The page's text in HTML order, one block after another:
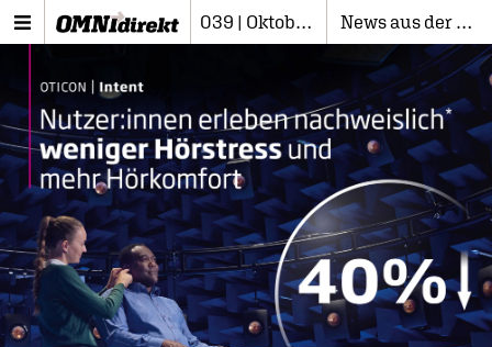
039 | Oktober 2024 News aus der Branche